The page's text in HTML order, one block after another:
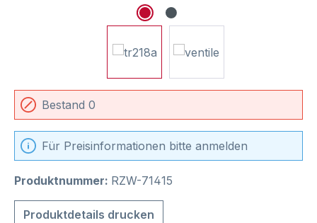
Bestand 0
Für Preisinformationen bitte anmelden
Produktnummer: RZW-71415
Produktdetails drucken